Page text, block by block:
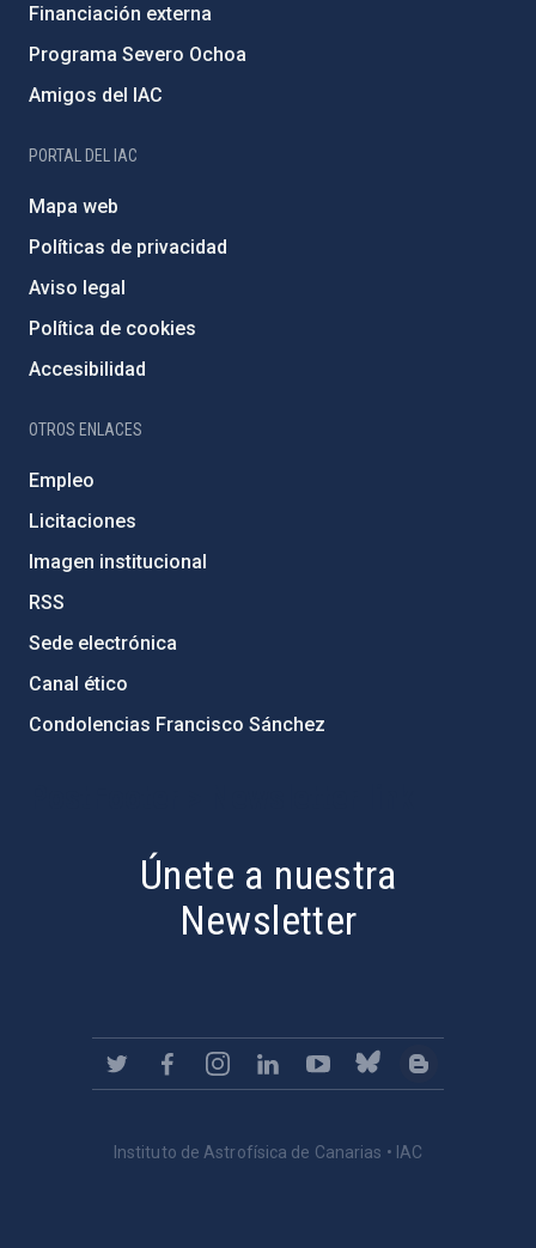
Financiación externa
Programa Severo Ochoa
Amigos del IAC
PORTAL DEL IAC
Mapa web
Políticas de privacidad
Aviso legal
Política de cookies
Accesibilidad
OTROS ENLACES
Empleo
Licitaciones
Imagen institucional
RSS
Sede electrónica
Canal ético
Condolencias Francisco Sánchez
Únete a nuestra
Newsletter
Instituto de Astrofísica de Canarias • IAC